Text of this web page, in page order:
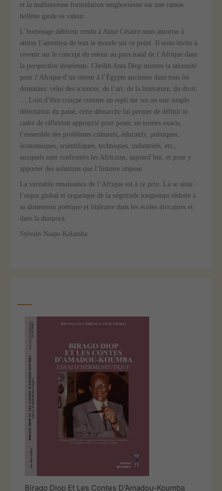
et la malheureuse formulation senghorienne sur une raison
hellène garde sa valeur.
L’hommage déférent rendu à Aimé Césaire nous autorise à
attirer l’attention de tout le monde sur ce point. Il nous invite à
revenir sur le concept du retour au pays natal de l’Afrique dans
la perspective diopienne. Cheikh Anta Diop montre la nécessité
pour l’Afrique d’un retour à l’Égypte ancienne dans tous les
domaines: celui des sciences, de l’art, de la littérature, du droit,
… Loin d’être conçue comme un repli sur soi ou une simple
délectation du passé, cette démarche lui permet de définir le
cadre de réflexion approprié pour poser, en termes exacts,
l’ensemble des problèmes culturels, éducatifs, politiques,
économiques, scientifiques, techniques, industriels, etc.,
auxquels sont confrontés les Africains, aujourd’hui, et pour y
apporter des solutions que l’histoire impose.
La véritable renaissance de l’Afrique est à ce prix. Là se situe
l’enjeu global et organique de la négritude longtemps réduite à
sa dimension poétique et littéraire dans les écoles africaines et
dans la diaspora.
Sylvain Nsapo Kalamba
Birago Diop Et Les Contes D’Amadou-Koumba